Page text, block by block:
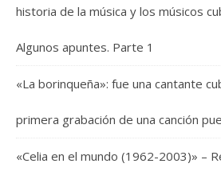
historia de la música y los músicos
Algunos apuntes. Parte 1
«La borinqueña»: fue una cantante
primera grabación de una canción
«Celia en el mundo (1962-2003)» –